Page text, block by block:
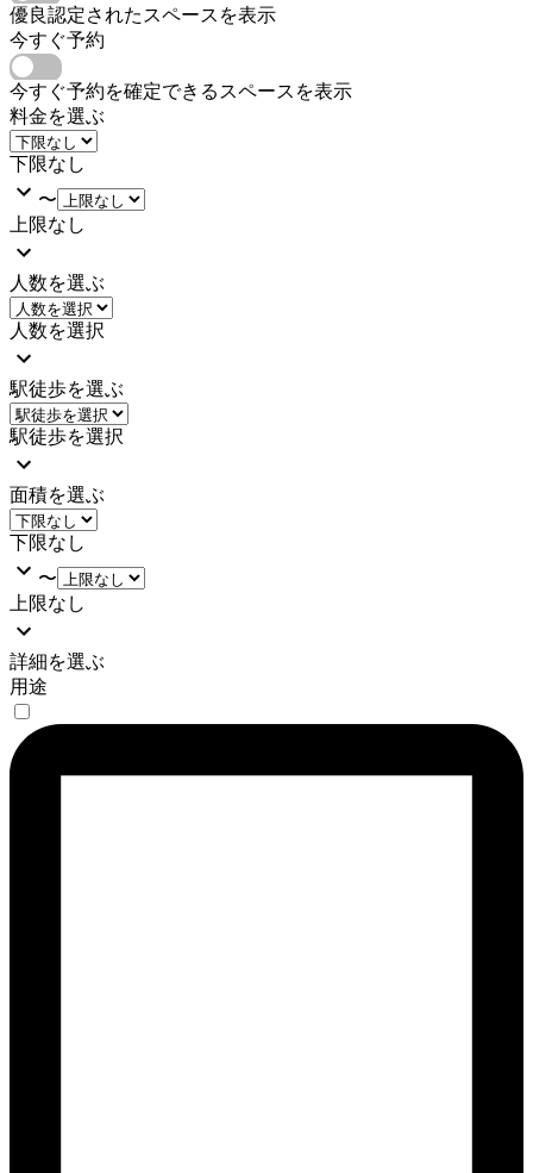
優良認定されたスペースを表示
今すぐ予約
今すぐ予約を確定できるスペースを表示
料金を選ぶ
下限なし
〜
上限なし
人数を選ぶ
人数を選択
駅徒歩を選ぶ
駅徒歩を選択
面積を選ぶ
下限なし
〜
上限なし
詳細を選ぶ
用途